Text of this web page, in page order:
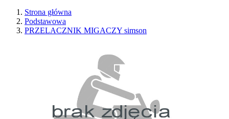
Strona główna
Podstawowa
PRZELACZNIK MIGACZY simson